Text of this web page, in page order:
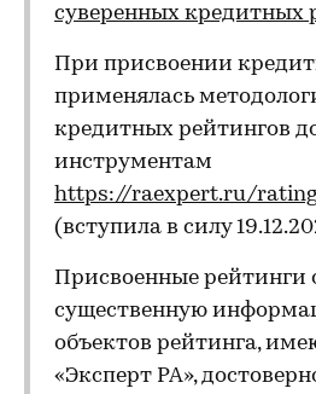
суверенных кредитных
При присвоении
применялась
кредитных рейтингов
инструментам
https://raexpert.ru/
(вступила в силу
Присвоенные
существенную
объектов рейтинга,
«Эксперт РА»,